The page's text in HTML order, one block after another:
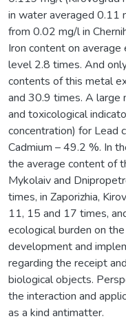
in water averaged 0.11
from 0.02 mg/l in
Iron content on
level 2.8 times. And
contents of this metal
and 30.9 times. A
and toxicological
concentration) for Lead
Cadmium – 49.2 %. In
the average content of
Mykolaiv and
times, in Zaporizhia,
11, 15 and 17 times,
ecological burden on
development and
regarding the receipt
biological objects.
the interaction and
as a kind antimatter.